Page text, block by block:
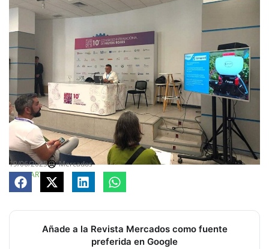
19/06/2025
Mercados
COMPARTE
Añade a la Revista Mercados como fuente
preferida en Google